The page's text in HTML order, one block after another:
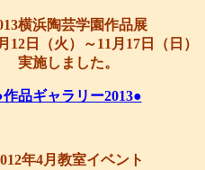
横浜陶芸学園作品展
12日（火）～11月17日（日）
実施しました。
作品ギャラリー2013●
年4月教室イベント